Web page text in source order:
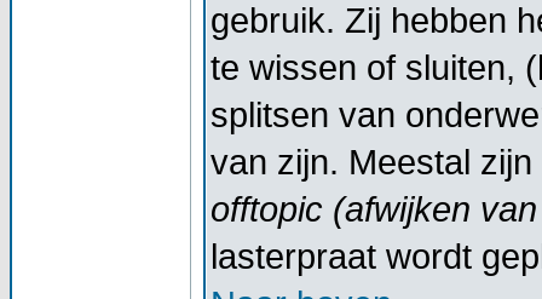
gebruik. Zij hebben
te wissen of sluiten,
splitsen van
van zijn. Meestal
offtopic (afwijken
lasterpraat wordt